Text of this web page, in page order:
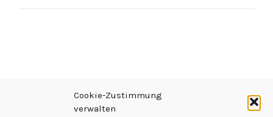
Cookie-Zustimmung
verwalten